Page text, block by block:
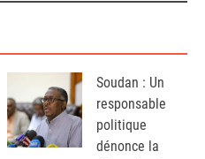
Soudan : Un
responsable
politique
dénonce la